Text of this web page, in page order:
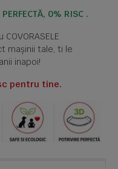
0% RISC .
mașinii tale, ti le
inapoi!
pentru tine.